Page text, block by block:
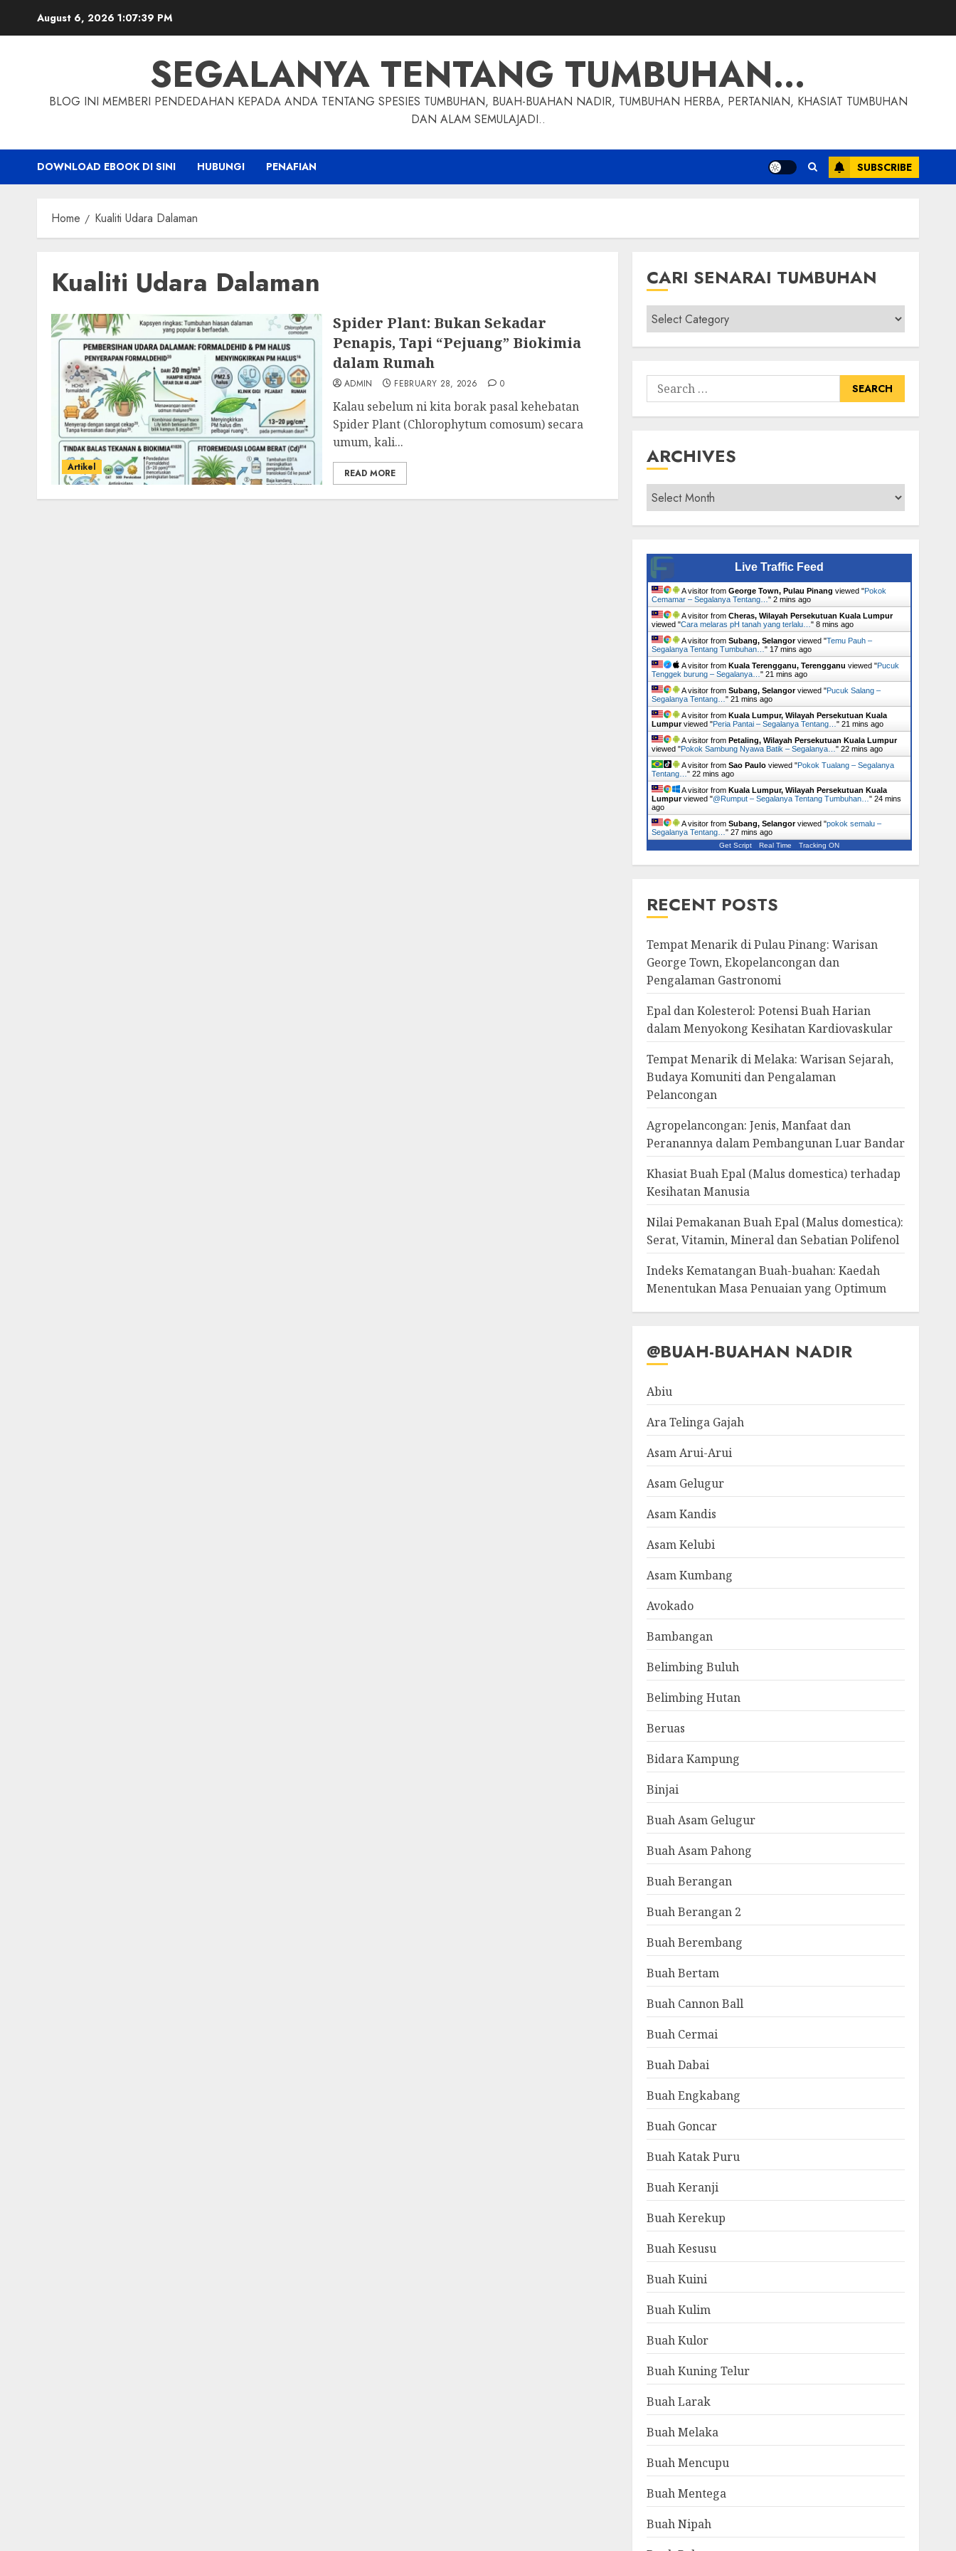
August 6, 2026 1:07:40 PM
SEGALANYA TENTANG TUMBUHAN…
BLOG INI MEMBERI PENDEDAHAN KEPADA ANDA TENTANG SPESIES TUMBUHAN, BUAH-BUAHAN NADIR, TUMBUHAN HERBA, PERTANIAN, KHASIAT TUMBUHAN
DAN ALAM SEMULAJADI..
DOWNLOAD EBOOK DI SINI HUBUNGI PENAFIAN SUBSCRIBE
Home Kualiti Udara Dalaman
Kualiti Udara Dalaman
Artikel
Spider Plant: Bukan Sekadar
Penapis, Tapi “Pejuang” Biokimia
dalam Rumah
ADMIN FEBRUARY 28, 2026 0
Kalau sebelum ni kita borak pasal kehebatan
Spider Plant (Chlorophytum comosum) secara
umum, kali...
READ MORE
CARI SENARAI TUMBUHAN
Cari
Senarai
Tumbuhan
Search
for:
ARCHIVES
Archives
Live Traffic Feed
A visitor from George Town, Pulau Pinang viewed "Pokok
Cemamar – Segalanya Tentang… " 2 mins ago
A visitor from Cheras, Wilayah Persekutuan Kuala Lumpur
viewed "Cara melaras pH tanah yang terlalu… " 8 mins ago
A visitor from Subang, Selangorviewed "Temu Pauh –
Segalanya Tentang Tumbuhan… " 17 mins ago
A visitor from Kuala Terengganu, Terengganu viewed "Pucuk
Tenggek burung – Segalanya… " 21 mins ago
A visitor from Subang, Selangorviewed "Pucuk Salang –
Segalanya Tentang… " 21 mins ago
A visitor from Kuala Lumpur, Wilayah Persekutuan Kuala
Lumpurviewed "Peria Pantai – Segalanya Tentang… " 21 mins ago
A visitor from Petaling, Wilayah Persekutuan Kuala Lumpur
viewed "Pokok Sambung Nyawa Batik – Segalanya… " 22 mins ago
A visitor from Sao Pauloviewed "Pokok Tualang – Segalanya
Tentang… " 22 mins ago
A visitor from Kuala Lumpur, Wilayah Persekutuan Kuala
Lumpurviewed "@Rumput – Segalanya Tentang Tumbuhan… " 24 mins
ago
A visitor from Subang, Selangorviewed "pokok semalu –
Segalanya Tentang… " 28 mins ago
Get Script Real Time Tracking ON
RECENT POSTS
Tempat Menarik di Pulau Pinang: Warisan
George Town, Ekopelancongan dan
Pengalaman Gastronomi
Epal dan Kolesterol: Potensi Buah Harian
dalam Menyokong Kesihatan Kardiovaskular
Tempat Menarik di Melaka: Warisan Sejarah,
Budaya Komuniti dan Pengalaman
Pelancongan
Agropelancongan: Jenis, Manfaat dan
Peranannya dalam Pembangunan Luar Bandar
Khasiat Buah Epal (Malus domestica) terhadap
Kesihatan Manusia
Nilai Pemakanan Buah Epal (Malus domestica):
Serat, Vitamin, Mineral dan Sebatian Polifenol
Indeks Kematangan Buah-buahan: Kaedah
Menentukan Masa Penuaian yang Optimum
@BUAH-BUAHAN NADIR
Abiu
Ara Telinga Gajah
Asam Arui-Arui
Asam Gelugur
Asam Kandis
Asam Kelubi
Asam Kumbang
Avokado
Bambangan
Belimbing Buluh
Belimbing Hutan
Beruas
Bidara Kampung
Binjai
Buah Asam Gelugur
Buah Asam Pahong
Buah Berangan
Buah Berangan 2
Buah Berembang
Buah Bertam
Buah Cannon Ball
Buah Cermai
Buah Dabai
Buah Engkabang
Buah Goncar
Buah Katak Puru
Buah Keranji
Buah Kerekup
Buah Kesusu
Buah Kuini
Buah Kulim
Buah Kulor
Buah Kuning Telur
Buah Larak
Buah Melaka
Buah Mencupu
Buah Mentega
Buah Nipah